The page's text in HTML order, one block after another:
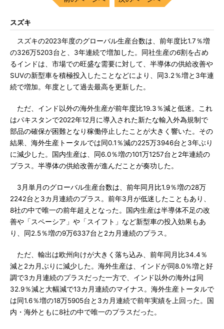
スズキ
スズキの2023年度のグローバル生産台数は、前年度比1.7％増
の326万5203台と、3年連続で増加した。同社生産の6割を占め
るインドは、市場での旺盛な需要に対して、半導体の供給改善や
SUVの新型車を積極投入したことなどにより、同3.2％増と3年連
続で増加。年度として過去最高を更新した。
ただ、インド以外の海外生産が前年度比19.3％減と低迷。これ
はパキスタンで2022年12月に導入された新たな輸入外為規制で
部品の確保が困難となり稼働停止したことが大きく響いた。その
結果、海外生産トータルでは同0.1％減の225万3946台と3年ぶり
に減少した。国内生産は、同6.0％増の101万1257台と2年連続の
プラス。半導体の供給改善が進んだことが奏功した。
3月単月のグローバル生産台数は、前年同月比1.9％増の28万
2242台と3カ月連続のプラス。前年3月が低迷したこともあり、
8社の中で唯一の前年超えとなった。国内生産は半導体不足の改
善や「スペーシア」や「スイフト」など新型車の投入効果もあ
り、同2.5％増の9万6337台と2カ月連続のプラス。
ただ、輸出は欧州向けが大きく落ち込み、前年同月比34.4％
減と2カ月ぶりに減少した。海外生産は、インドが同8.0％増と好
調で3カ月連続のプラスだった一方で、インド以外の海外は同
32.9％減と大幅減で13カ月連続のマイナス。海外生産トータルで
は同1.6％増の18万5905台と3カ月連続で前年実績を上回った。国
内・海外ともに8社の中で唯一のプラスだった。